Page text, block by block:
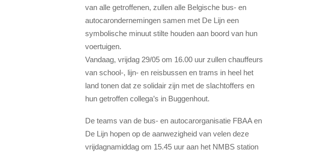
van alle getroffenen, zullen alle Belgische bus- en
autocarondernemingen samen met De Lijn een
symbolische minuut stilte houden aan boord van hun
voertuigen.
Vandaag, vrijdag 29/05 om 16.00 uur zullen chauffeurs
van school-, lijn- en reisbussen en trams in heel het
land tonen dat ze solidair zijn met de slachtoffers en
hun getroffen collega’s in Buggenhout.
De teams van de bus- en autocarorganisatie FBAA en
De Lijn hopen op de aanwezigheid van velen deze
vrijdagnamiddag om 15.45 uur aan het NMBS station